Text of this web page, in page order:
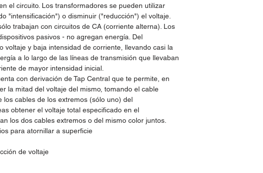
el circuito. Los transformadores se pueden utilizar
"intensificación") o disminuir ("reducción") el voltaje.
trabajan con circuitos de CA (corriente alterna). Los
pasivos - no agregan energía. Del
voltaje y baja intensidad de corriente, llevando casi la
a lo largo de las líneas de transmisión que llevaban
de mayor intensidad inicial.
con derivación de Tap Central que te permite, en
la mitad del voltaje del mismo, tomando el cable
los cables de los extremos (sólo uno) del
obtener el voltaje total especificado en el
los dos cables extremos o del mismo color juntos.
para atornillar a superficie
de voltaje